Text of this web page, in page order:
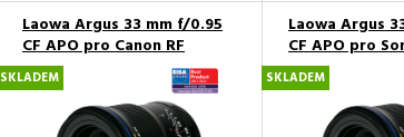
Laowa Argus 33 mm f/0.95
CF APO pro Canon RF
SKLADEM
Laowa Argus
CF APO pro
SKLADEM